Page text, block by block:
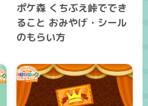
ポケ森 くちぶえ峠ででき
ること おみやげ・シール
のもらい方